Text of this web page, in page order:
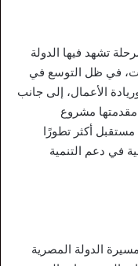
تشهد فيها الدولة
في ظل التوسع في
الأعمال، إلى جانب
مقدمتها مشروع
مستقبل أكثر تطورًا
في دعم التنمية
الدولة المصرية